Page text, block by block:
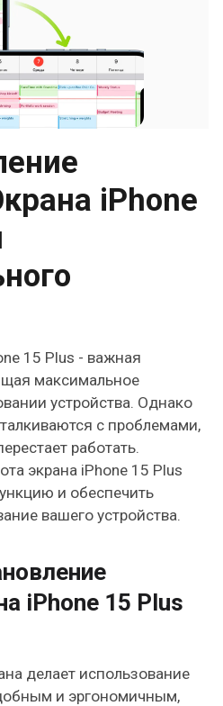
iPhone
15 Plus - важная
максимальное
устройства. Однако
с проблемами,
работать.
экрана iPhone 15 Plus
и обеспечить
вашего устройства.
iPhone 15 Plus
делает использование
и эргономичным,